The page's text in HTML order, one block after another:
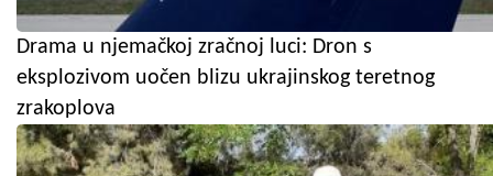
Drama u njemačkoj zračnoj luci: Dron s
eksplozivom uočen blizu ukrajinskog teretnog
zrakoplova